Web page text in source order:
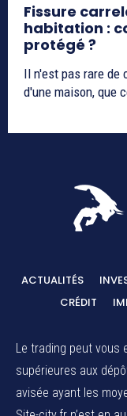
Fissure
habitation :
protégé ?
Il n'est pas rare de
d'une maison, que
ACTUALITÉS
CRÉDIT
Le trading peut vous
supérieures aux
avisée ayant les